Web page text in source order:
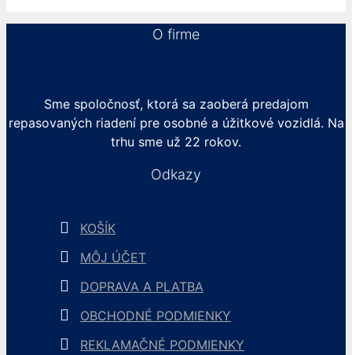
O firme
Sme spoločnosť, ktorá sa zaoberá predajom
repasovaných riadení pre osobné a úžitkové vozidlá. Na
trhu sme už 22 rokov.
Odkazy
KOŠÍK
MÔJ ÚČET
DOPRAVA A PLATBA
OBCHODNÉ PODMIENKY
REKLAMAČNÉ PODMIENKY